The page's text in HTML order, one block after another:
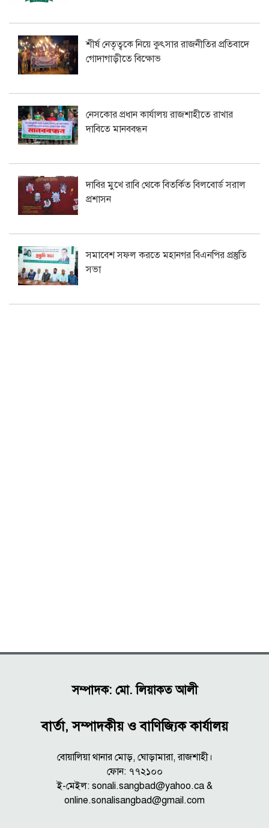
শীর্ষ নেতৃত্বকে নিয়ে কুৎসার রাজনীতির প্রতিবাদে
গোদাগাড়ীতে বিক্ষোভ
নেসকোর প্রধান কার্যালয় রাজশাহীতে রাখার
দাবিতে মানববন্ধন
দাবির মুখে রাবি থেকে বিতর্কিত বিলবোর্ড সরাল
প্রশাসন
সমাবেশ সফল করতে মহানগর বিএনপির প্রস্তুতি
সভা
সম্পাদক: মো. লিয়াকত আলী
বার্তা, সম্পাদকীয় ও বাণিজ্যিক কার্যালয়
বোয়ালিয়া থানার মোড়, ঘোড়ামারা, রাজশাহী।
ফোন: ৭৭২১০০
ই-মেইল: sonali.sangbad@yahoo.ca &
online.sonalisangbad@gmail.com